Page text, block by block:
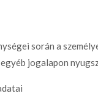
során a
jogalapon